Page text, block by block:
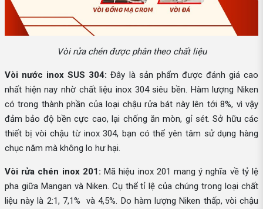
Vòi rửa chén được phân theo chất liệu
Vòi nước inox SUS 304: Đây là sản phẩm được đánh giá cao
nhất hiện nay nhờ chất liệu inox 304 siêu bền. Hàm lượng Niken
có trong thành phần của loại chậu rửa bát này lên tới 8%, vì vậy
đảm bảo độ bền cực cao, lại chống ăn mòn, gỉ sét. Sở hữu các
thiết bị vòi chậu từ inox 304, bạn có thể yên tâm sử dụng hàng
chục năm mà không lo hư hại.
Vòi rửa chén inox 201: Mã hiệu inox 201 mang ý nghĩa về tỷ lệ
pha giữa Mangan và Niken. Cụ thể tỉ lệ của chúng trong loại chất
liệu này là 2:1, 7,1% và 4,5%. Do hàm lượng Niken thấp, vòi chậu